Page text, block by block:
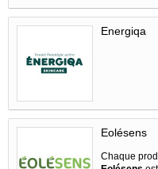
Energiqa
Eolésens
Chaque